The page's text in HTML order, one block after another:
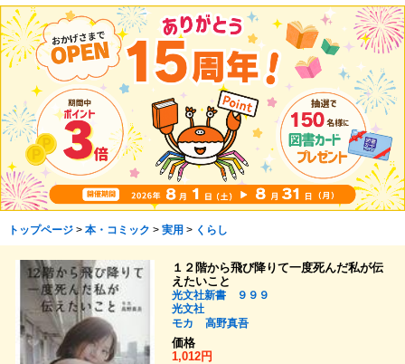
トップページ> 本・コミック > 実用 > くらし
１２階から飛び降りて一度死んだ私が伝
えたいこと
光文社新書 ９９９
光文社
モカ
高野真吾
価格
1,012円